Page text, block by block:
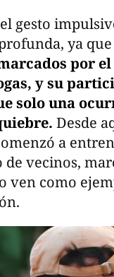
gesto
ya que
por
y su
solo una
Desde
a
vecinos,
ven como